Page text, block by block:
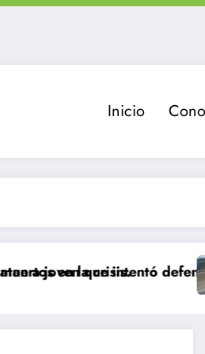
Inicio
en la crisis.
joven que intentó defender